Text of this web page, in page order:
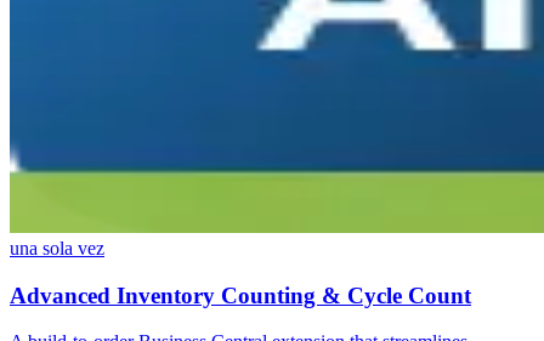
una sola vez
Advanced Inventory Counting & Cycle Count